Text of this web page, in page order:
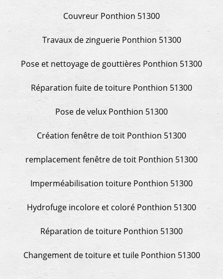
Couvreur Ponthion 51300
Travaux de zinguerie Ponthion 51300
Pose et nettoyage de gouttières Ponthion 51300
Réparation fuite de toiture Ponthion 51300
Pose de velux Ponthion 51300
Création fenêtre de toit Ponthion 51300
remplacement fenêtre de toit Ponthion 51300
Imperméabilisation toiture Ponthion 51300
Hydrofuge incolore et coloré Ponthion 51300
Réparation de toiture Ponthion 51300
Changement de toiture et tuile Ponthion 51300